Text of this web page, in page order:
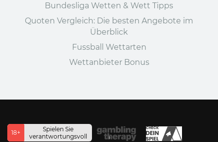
Bundesliga Wetten & Wett Tipps
Quoten Vergleich: Die besten Angebote im
Überblick
Fussball Wettarten
Wettanbieter Bonus
18+
Spielen Sie
verantwortungsvoll